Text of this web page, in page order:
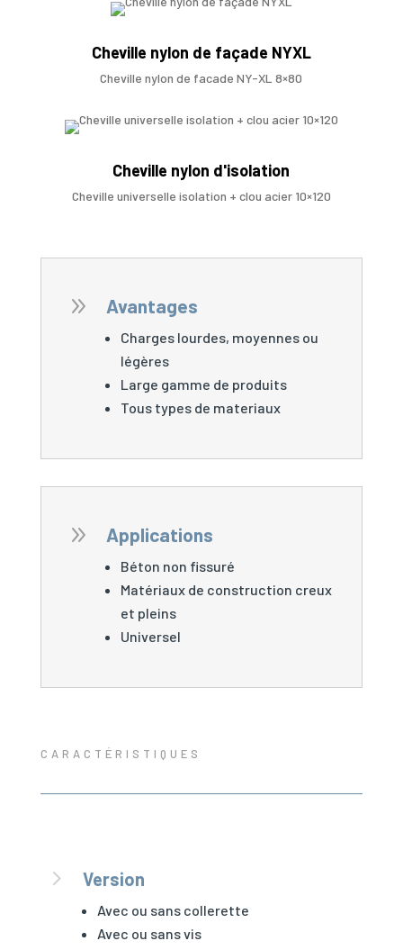
Cheville nylon de façade NYXL
Cheville nylon de facade NY-XL 8×80
Cheville nylon d'isolation
Cheville universelle isolation + clou acier 10×120
9 Avantages
Charges lourdes, moyennes ou
légères
Large gamme de produits
Tous types de materiaux
9 Applications
Béton non fissuré
Matériaux de construction creux
et pleins
Universel
CARACTÉRISTIQUES
5 Version
Avec ou sans collerette
Avec ou sans vis